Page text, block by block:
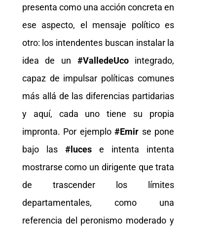
presenta como una acción concreta en
ese aspecto, el mensaje político es
otro: los intendentes buscan instalar la
idea de un #ValledeUcointegrado,
capaz de impulsar políticas comunes
más allá de las diferencias partidarias
y aquí, cada uno tiene su propia
impronta. Por ejemplo#Emir se pone
bajo las #lucese intenta intenta
mostrarse como un dirigente que trata
de trascender los límites
departamentales, como una
referencia del peronismo moderado y